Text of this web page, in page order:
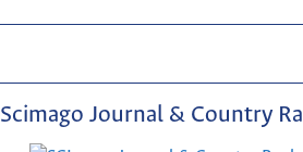
Scimago Journal & Country